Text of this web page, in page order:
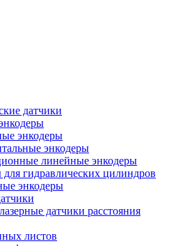
датчики
энкодеры
энкодеры
линейные энкодеры
гидравлических цилиндров
энкодеры
датчики расстояния
листов